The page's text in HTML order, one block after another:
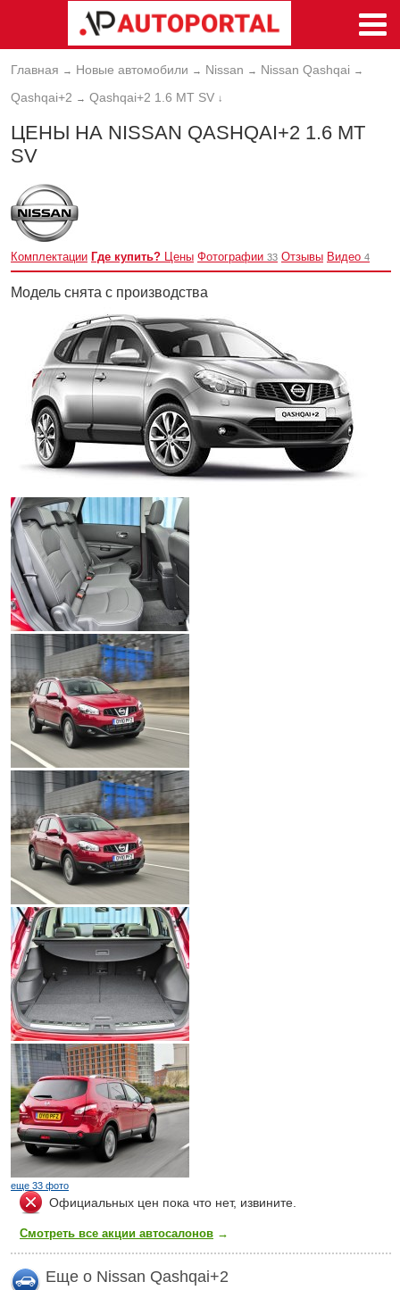
Главная → Новые автомобили → Nissan → Nissan Qashqai →
Qashqai+2 → Qashqai+2 1.6 MT SV ↓
ЦЕНЫ НА NISSAN QASHQAI+2 1.6 MT
SV
Комплектации Где купить? Цены Фотографии 33 Отзывы Видео 4
Модель снята с производства
еще 33 фото
Официальных цен пока что нет, извините.
Смотреть все акции автосалонов →
Еще о Nissan Qashqai+2